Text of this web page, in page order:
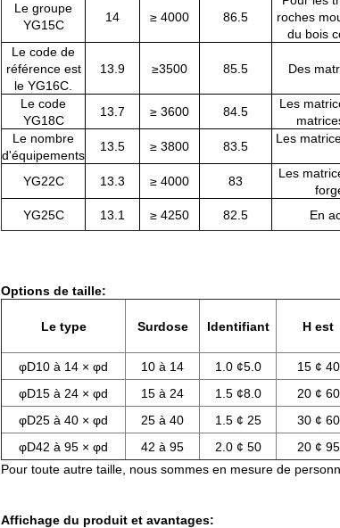
Le groupe
YG15C
14 ≥ 4000 86.5
roches
du bois
Le code de
référence est
le YG16C.
13.9 ≥3500 85.5 Des
Le code
YG18C
13.7 ≥ 3600 84.5
Les
Le nombre
d'équipements
13.5 ≥ 3800 83.5
Les
YG22C
13.3 ≥ 4000 83
Les
YG25C
13.1 ≥ 4250 82.5 En
Options de taille:
Le type Surdose Identifiant H est
φD10 à 14 × φd
10 à 14 1.0 ¢5.0 15 ¢ 40
φD15 à 24 × φd 15 à 24 1.5 ¢8.0
20 ¢ 60
φD25 à 40 × φd
25 à 40 1.5 ¢ 25
30 ¢ 60
φD42 à 95 × φd
42 à 95 2.0 ¢ 50
20 ¢ 95
Pour toute autre taille, nous sommes en mesure de
Affichage du produit et avantages: